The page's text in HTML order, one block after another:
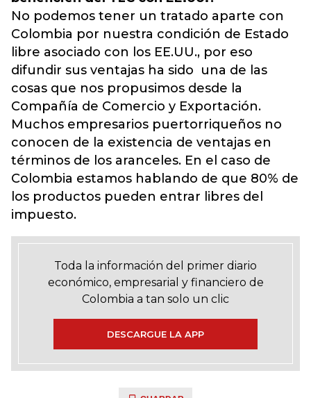
No podemos tener un tratado aparte con
Colombia por nuestra condición de Estado
libre asociado con los EE.UU., por eso
difundir sus ventajas ha sido una de las
cosas que nos propusimos desde la
Compañía de Comercio y Exportación.
Muchos empresarios puertorriqueños no
conocen de la existencia de ventajas en
términos de los aranceles. En el caso de
Colombia estamos hablando de que 80% de
los productos pueden entrar libres del
impuesto.
Toda la información del primer diario
económico, empresarial y financiero de
Colombia a tan solo un clic
DESCARGUE LA APP